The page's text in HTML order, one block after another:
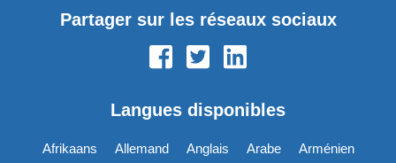
Partager sur les réseaux sociaux
Langues disponibles
Afrikaans Allemand Anglais Arabe
Arménien